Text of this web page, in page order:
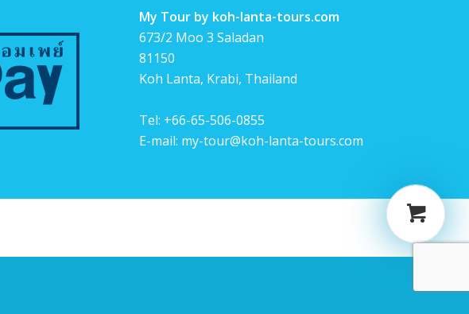
My Tour by koh-lanta-tours.com
673/2 Moo 3 Saladan
81150
Koh Lanta, Krabi, Thailand
Tel: +66-65-506-0855
E-mail: my-tour@koh-lanta-tours.com